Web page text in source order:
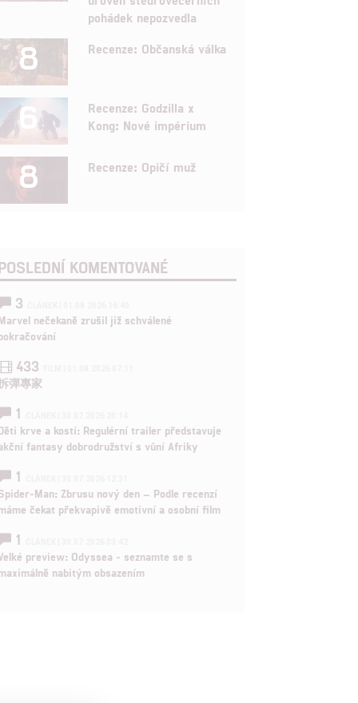
pohádek nepozvedla
8 Recenze: Občanská válka
6
Recenze: Godzilla x
Kong: Nové impérium
8 Recenze: Opičí muž
KOMENTOVANÉ
3
nečekaně zrušil již schválené
433
彈專家
1
krve a kostí: Regulérní trailer představuje
fantasy dobrodružství s vůní Afriky
1
Man: Zbrusu nový den – Podle recenzí
čekat překvapivě emotivní a osobní film
1
preview: Odyssea - seznamte se s
nabitým obsazením